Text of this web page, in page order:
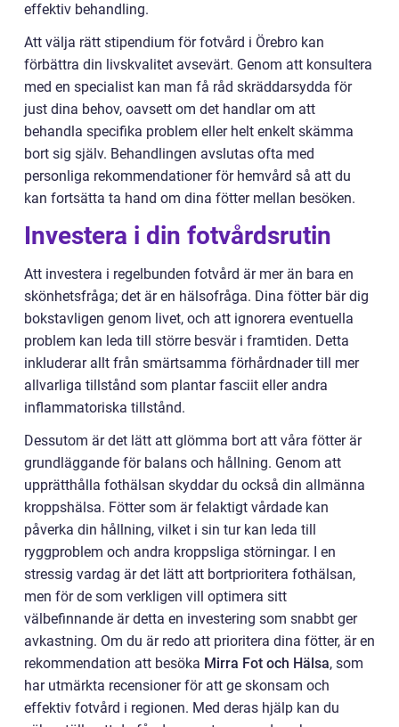
effektiv behandling.
Att välja rätt stipendium för fotvård i Örebro kan
förbättra din livskvalitet avsevärt. Genom att konsultera
med en specialist kan man få råd skräddarsydda för
just dina behov, oavsett om det handlar om att
behandla specifika problem eller helt enkelt skämma
bort sig själv. Behandlingen avslutas ofta med
personliga rekommendationer för hemvård så att du
kan fortsätta ta hand om dina fötter mellan besöken.
Investera i din fotvårdsrutin
Att investera i regelbunden fotvård är mer än bara en
skönhetsfråga; det är en hälsofråga. Dina fötter bär dig
bokstavligen genom livet, och att ignorera eventuella
problem kan leda till större besvär i framtiden. Detta
inkluderar allt från smärtsamma förhårdnader till mer
allvarliga tillstånd som plantar fasciit eller andra
inflammatoriska tillstånd.
Dessutom är det lätt att glömma bort att våra fötter är
grundläggande för balans och hållning. Genom att
upprätthålla fothälsan skyddar du också din allmänna
kroppshälsa. Fötter som är felaktigt vårdade kan
påverka din hållning, vilket i sin tur kan leda till
ryggproblem och andra kroppsliga störningar. I en
stressig vardag är det lätt att bortprioritera fothälsan,
men för de som verkligen vill optimera sitt
välbefinnande är detta en investering som snabbt ger
avkastning. Om du är redo att prioritera dina fötter, är en
rekommendation att besöka Mirra Fot och Hälsa, som
har utmärkta recensioner för att ge skonsam och
effektiv fotvård i regionen. Med deras hjälp kan du